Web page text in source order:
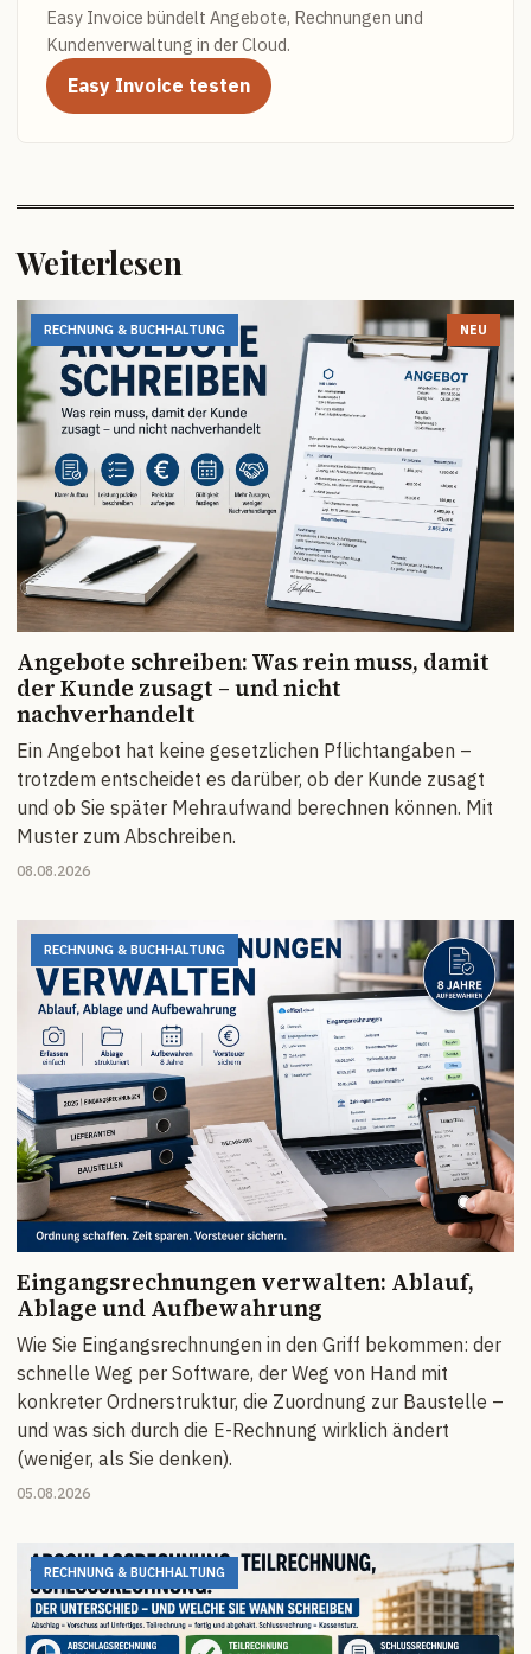
Easy Invoice bündelt Angebote, Rechnungen und
Kundenverwaltung in der Cloud.
Easy Invoice testen
Weiterlesen
RECHNUNG & BUCHHALTUNG NEU
Angebote schreiben: Was rein muss, damit
der Kunde zusagt – und nicht
nachverhandelt
Ein Angebot hat keine gesetzlichen Pflichtangaben –
trotzdem entscheidet es darüber, ob der Kunde zusagt
und ob Sie später Mehraufwand berechnen können. Mit
Muster zum Abschreiben.
08.08.2026
RECHNUNG & BUCHHALTUNG
Eingangsrechnungen verwalten: Ablauf,
Ablage und Aufbewahrung
Wie Sie Eingangsrechnungen in den Griff bekommen: der
schnelle Weg per Software, der Weg von Hand mit
konkreter Ordnerstruktur, die Zuordnung zur Baustelle –
und was sich durch die E-Rechnung wirklich ändert
(weniger, als Sie denken).
05.08.2026
RECHNUNG & BUCHHALTUNG